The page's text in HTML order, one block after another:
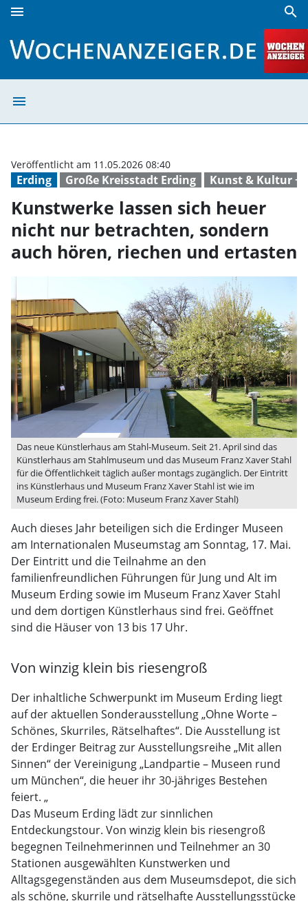
menu search
menu
Erding Große Kreisstadt Erding Kunst & Kultur +
Veröffentlicht am 11.05.2026 08:40
Kunstwerke lassen sich heuer
nicht nur betrachten, sondern
auch hören, riechen und ertasten
Das neue Künstlerhaus am Stahl-Museum. Seit 21. April sind das
Künstlerhaus am Stahlmuseum und das Museum Franz Xaver Stahl
für die Öffentlichkeit täglich außer montags zugänglich. Der Eintritt
ins Künstlerhaus und Museum Franz Xaver Stahl ist wie im
Museum Erding frei. (Foto: Museum Franz Xaver Stahl)
Auch dieses Jahr beteiligen sich die Erdinger Museen
am Internationalen Museumstag am Sonntag, 17. Mai.
Der Eintritt und die Teilnahme an den
familienfreundlichen Führungen für Jung und Alt im
Museum Erding sowie im Museum Franz Xaver Stahl
und dem dortigen Künstlerhaus sind frei. Geöffnet
sind die Häuser von 13 bis 17 Uhr.
Von winzig klein bis riesengroß
Der inhaltliche Schwerpunkt im Museum Erding liegt
auf der aktuellen Sonderausstellung „Ohne Worte –
Schönes, Skurriles, Rätselhaftes“. Die Ausstellung ist
der Erdinger Beitrag zur Ausstellungsreihe „Mit allen
Sinnen“ der Vereinigung „Landpartie – Museen rund
um München“, die heuer ihr 30-jähriges Bestehen
feiert. „
Das Museum Erding lädt zur sinnlichen
Entdeckungstour. Von winzig klein bis riesengroß
begegnen Teilnehmerinnen und Teilnehmer an 30
Stationen ausgewählten Kunstwerken und
Alltagsgegenständen aus dem Museumsdepot, die sich
als schöne, skurrile und rätselhafte Ausstellungsstücke